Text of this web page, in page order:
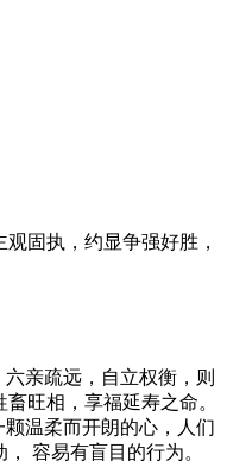
固执，约显争强好胜，
亲疏远，自立权衡，则
旺相，享福延寿之命。
温柔而开朗的心，人们
容易有盲目的行为。